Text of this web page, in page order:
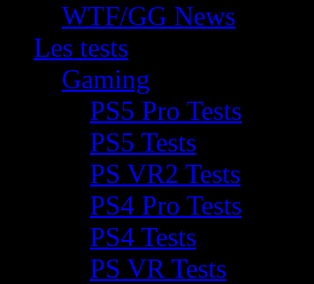
WTF/GG News
Les tests
Gaming
PS5 Pro Tests
PS5 Tests
PS VR2 Tests
PS4 Pro Tests
PS4 Tests
PS VR Tests